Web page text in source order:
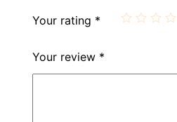
Your rating *
Your review *